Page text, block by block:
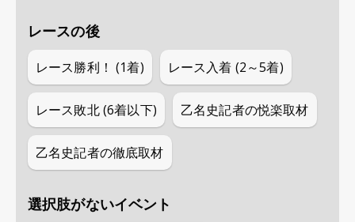
レースの後
レース勝利！ (1着) レース入着 (2～5着)
レース敗北 (6着以下) 乙名史記者の悦楽取材
乙名史記者の徹底取材
選択肢がないイベント